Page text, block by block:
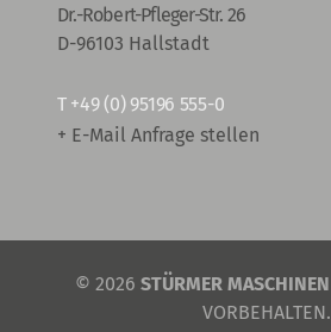
Dr.-Robert-Pfleger-Str. 26
D-96103 Hallstadt
T +49 (0) 95196 555-0
+ E-Mail Anfrage stellen
© 2026 STÜRMER MASCHINEN
VORBEHALTEN.